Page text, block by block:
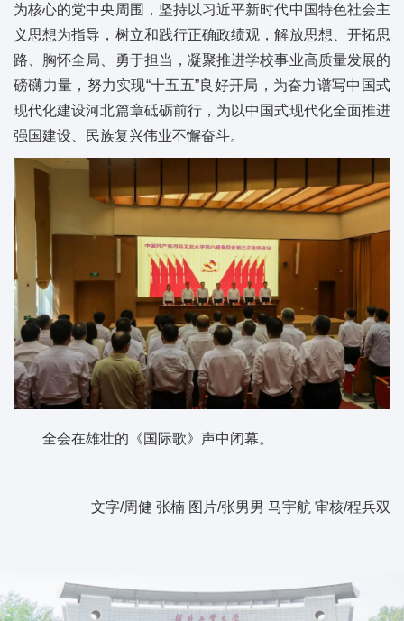
为核心的党中央周围，坚持以习近平新时代中国特色社会主
义思想为指导，树立和践行正确政绩观，解放思想、开拓思
路、胸怀全局、勇于担当，凝聚推进学校事业高质量发展的
磅礴力量，努力实现“十五五”良好开局，为奋力谱写中国式
现代化建设河北篇章砥砺前行，为以中国式现代化全面推进
强国建设、民族复兴伟业不懈奋斗。
全会在雄壮的《国际歌》声中闭幕。
文字/周健 张楠 图片/张男男 马宇航 审核/程兵双